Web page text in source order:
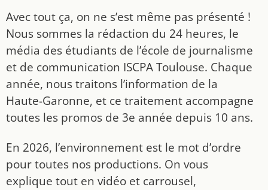
Avec tout ça, on ne s’est même pas présenté !
Nous sommes la rédaction du 24 heures, le
média des étudiants de l’école de journalisme
et de communication ISCPA Toulouse. Chaque
année, nous traitons l’information de la
Haute-Garonne, et ce traitement accompagne
toutes les promos de 3e année depuis 10 ans.
En 2026, l’environnement est le mot d’ordre
pour toutes nos productions. On vous
explique tout en vidéo et carrousel,